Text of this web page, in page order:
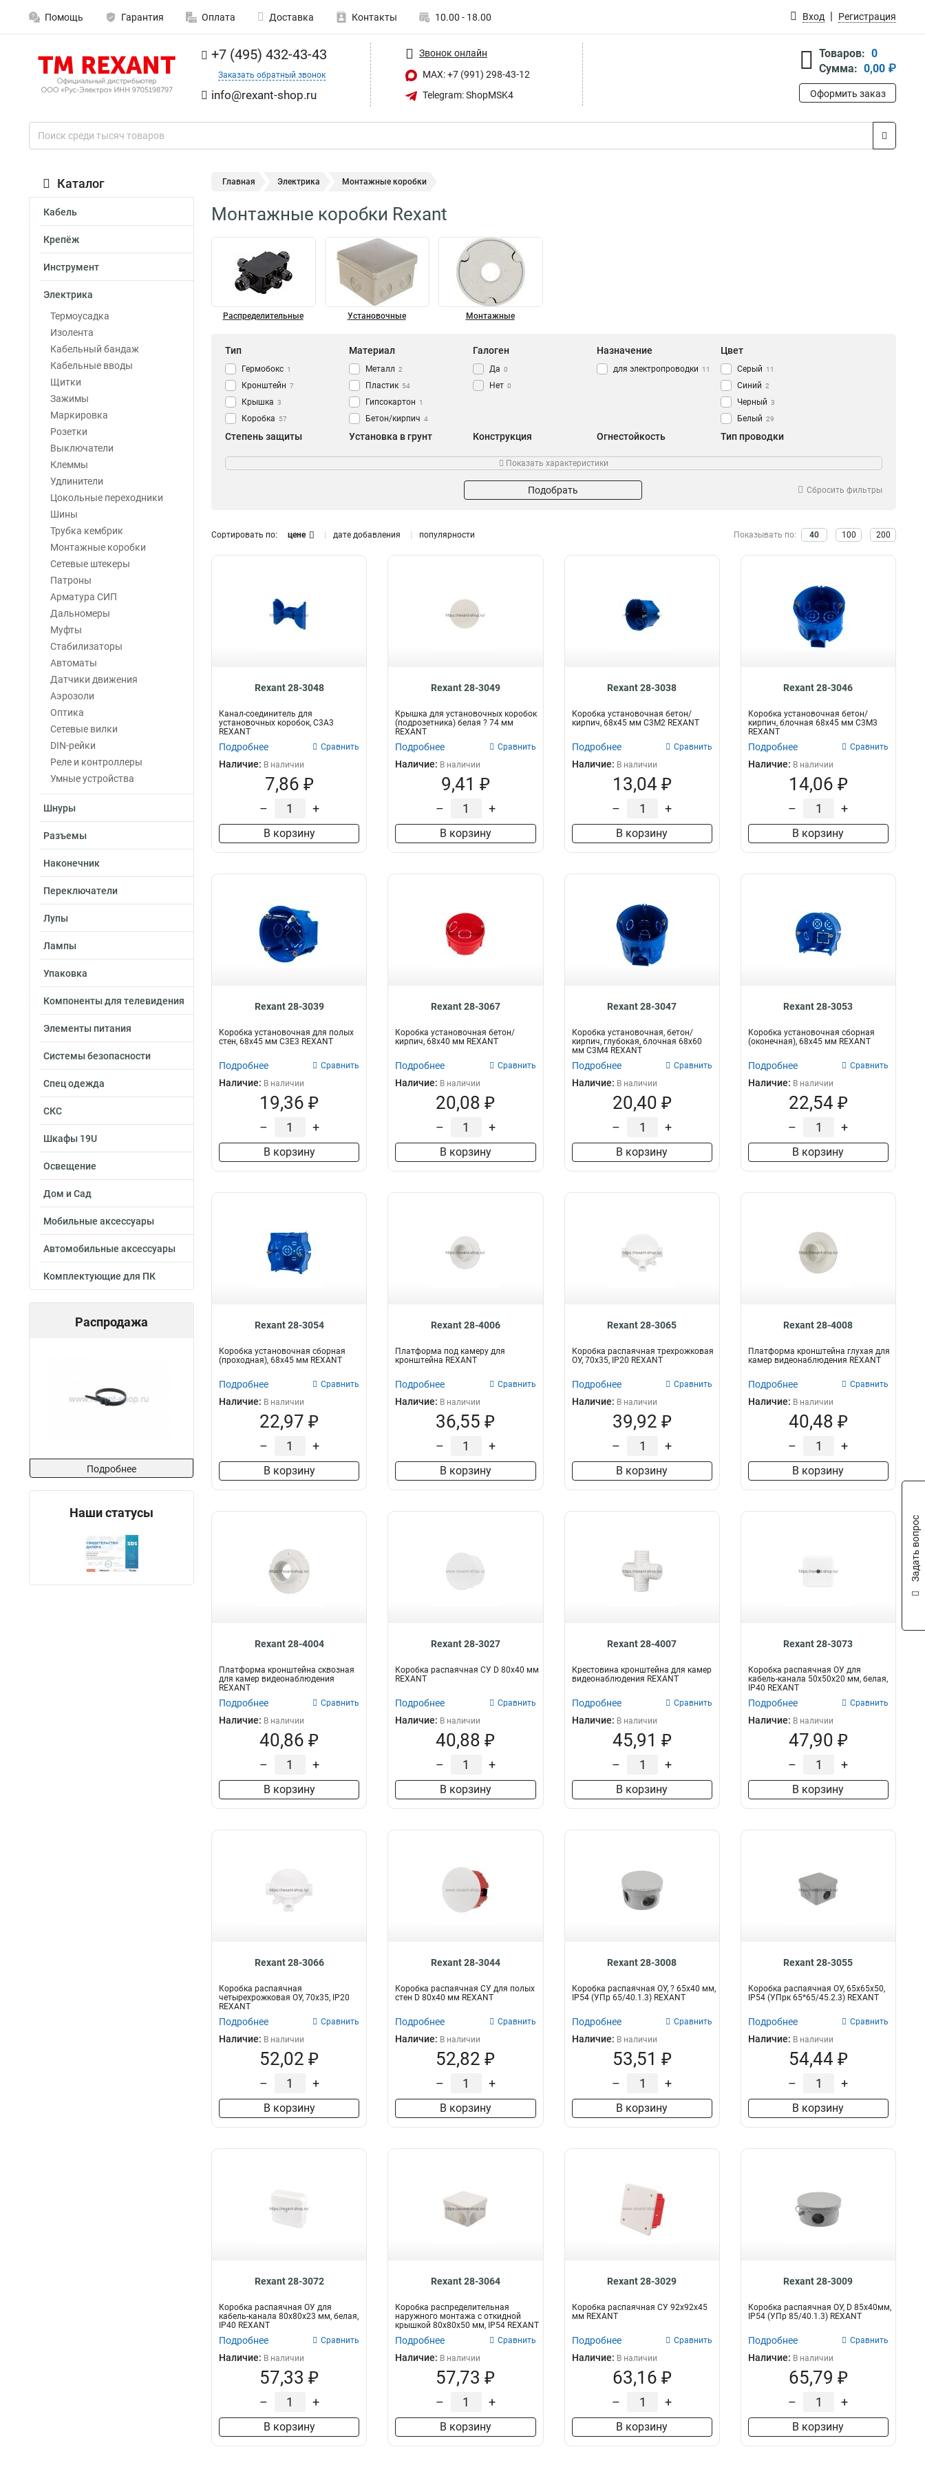
Помощь Гарантия Оплата Доставка Контакты 10.00 - 18.00 Вход Регистрация
+7 (495) 432-43-43
Заказать обратный звонок
info@rexant-shop.ru
Звонок онлайн
MAX: +7 (991) 298-43-12
Telegram: ShopMSK4
Товаров: 0
Сумма: 0,00 ₽
Оформить заказ
Каталог
Кабель
Крепёж
Инструмент
Электрика
Термоусадка
Изолента
Кабельный бандаж
Кабельные вводы
Щитки
Зажимы
Маркировка
Розетки
Выключатели
Клеммы
Удлинители
Цокольные переходники
Шины
Трубка кембрик
Монтажные коробки
Сетевые штекеры
Патроны
Арматура СИП
Дальномеры
Муфты
Стабилизаторы
Автоматы
Датчики движения
Аэрозоли
Оптика
Сетевые вилки
DIN-рейки
Реле и контроллеры
Умные устройства
Шнуры
Разъемы
Наконечник
Переключатели
Лупы
Лампы
Упаковка
Компоненты для телевидения
Элементы питания
Системы безопасности
Спец одежда
СКС
Шкафы 19U
Освещение
Дом и Сад
Мобильные аксессуары
Автомобильные аксессуары
Комплектующие для ПК
Распродажа
Подробнее
Наши статусы
Главная Электрика Монтажные коробки
Монтажные коробки Rexant
Распределительные Установочные Монтажные
Тип
Гермобокс 1
Кронштейн 7
Крышка 3
Коробка 57
Материал
Металл 2
Пластик 54
Гипсокартон 1
Бетон/кирпич 4
Галоген
Да 0
Нет 0
Назначение
для электропроводки 11
Цвет
Серый 11
Синий 2
Черный 3
Белый 29
Степень защиты
IP41 0
IP44 4
IP66 2
IP65 1
Установка в грунт
Да 0
Нет 0
Конструкция
круглая 25
квадратная 23
Огнестойкость
Да 0
Нет 0
Тип проводки
скрытая 8
открытой 0
Размер
50х50х20 1
70х70х40 1
75х75х20 0
85х85х38 0
90х42х50 0
100х100х50 6
0
210х150х100 0
200х200х100 0
130х130х50 1
131х41,5 1
68х40 1
140х140х66 1
260х340х150 1
96х30
92х92х45 1
85х40мм
205х155х70 1
75х75х30 1
1
68х45 5
Тип коробки
Установочная 13
Кол-во рожков
Четырехрожковый 1
Показать характеристики
Подобрать Сбросить фильтры
Сортировать по: цене дате добавления популярности Показывать по: 40 100 200
Rexant 28-3048
Канал-соединитель для
установочных коробок, С3А3
REXANT
Подробнее Сравнить
Наличие: В наличии
7,86 ₽
– +
В корзину
Rexant 28-3049
Крышка для установочных коробок
(подрозетника) белая ? 74 мм
REXANT
Подробнее Сравнить
Наличие: В наличии
9,41 ₽
– +
В корзину
Rexant 28-3038
Коробка установочная бетон/
кирпич, 68х45 мм С3М2 REXANT
Подробнее Сравнить
Наличие: В наличии
13,04 ₽
– +
В корзину
Rexant 28-3046
Коробка установочная бетон/
кирпич, блочная 68х45 мм С3М3
REXANT
Подробнее Сравнить
Наличие: В наличии
14,06 ₽
– +
В корзину
Rexant 28-3039
Коробка установочная для полых
стен, 68х45 мм С3Е3 REXANT
Подробнее Сравнить
Наличие: В наличии
19,36 ₽
– +
В корзину
Rexant 28-3067
Коробка установочная бетон/
кирпич, 68х40 мм REXANT
Подробнее Сравнить
Наличие: В наличии
20,08 ₽
– +
В корзину
Rexant 28-3047
Коробка установочная, бетон/
кирпич, глубокая, блочная 68х60
мм С3М4 REXANT
Подробнее Сравнить
Наличие: В наличии
20,40 ₽
– +
В корзину
Rexant 28-3053
Коробка установочная сборная
(оконечная), 68х45 мм REXANT
Подробнее Сравнить
Наличие: В наличии
22,54 ₽
– +
В корзину
Rexant 28-3054
Коробка установочная сборная
(проходная), 68х45 мм REXANT
Подробнее Сравнить
Наличие: В наличии
22,97 ₽
– +
В корзину
Rexant 28-4006
Платформа под камеру для
кронштейна REXANT
Подробнее Сравнить
Наличие: В наличии
36,55 ₽
– +
В корзину
Rexant 28-3065
Коробка распаячная трехрожковая
ОУ, 70x35, IP20 REXANT
Подробнее Сравнить
Наличие: В наличии
39,92 ₽
– +
В корзину
Rexant 28-4008
Платформа кронштейна глухая для
камер видеонаблюдения REXANT
Подробнее Сравнить
Наличие: В наличии
40,48 ₽
– +
В корзину
Rexant 28-4004
Платформа кронштейна сквозная
для камер видеонаблюдения
REXANT
Подробнее Сравнить
Наличие: В наличии
40,86 ₽
– +
В корзину
Rexant 28-3027
Коробка распаячная СУ D 80х40 мм
REXANT
Подробнее Сравнить
Наличие: В наличии
40,88 ₽
– +
В корзину
Rexant 28-4007
Крестовина кронштейна для камер
видеонаблюдения REXANT
Подробнее Сравнить
Наличие: В наличии
45,91 ₽
– +
В корзину
Rexant 28-3073
Коробка распаячная ОУ для
кабель-канала 50х50х20 мм, белая,
IP40 REXANT
Подробнее Сравнить
Наличие: В наличии
47,90 ₽
– +
В корзину
Rexant 28-3066
Коробка распаячная
четырехрожковая ОУ, 70x35, IP20
REXANT
Подробнее Сравнить
Наличие: В наличии
52,02 ₽
– +
В корзину
Rexant 28-3044
Коробка распаячная СУ для полых
стен D 80х40 мм REXANT
Подробнее Сравнить
Наличие: В наличии
52,82 ₽
– +
В корзину
Rexant 28-3008
Коробка распаячная ОУ, ? 65х40 мм,
IP54 (УПр 65/40.1.3) REXANT
Подробнее Сравнить
Наличие: В наличии
53,51 ₽
– +
В корзину
Rexant 28-3055
Коробка распаячная ОУ, 65x65x50,
IP54 (УПрк 65*65/45.2.3) REXANT
Подробнее Сравнить
Наличие: В наличии
54,44 ₽
– +
В корзину
Rexant 28-3072
Коробка распаячная ОУ для
кабель-канала 80х80х23 мм, белая,
IP40 REXANT
Подробнее Сравнить
Наличие: В наличии
57,33 ₽
– +
В корзину
Rexant 28-3064
Коробка распределительная
наружного монтажа с откидной
крышкой 80х80х50 мм, IP54 REXANT
Подробнее Сравнить
Наличие: В наличии
57,73 ₽
– +
В корзину
Rexant 28-3029
Коробка распаячная СУ 92х92х45
мм REXANT
Подробнее Сравнить
Наличие: В наличии
63,16 ₽
– +
В корзину
Rexant 28-3009
Коробка распаячная ОУ, D 85х40мм,
IP54 (УПр 85/40.1.3) REXANT
Подробнее Сравнить
Наличие: В наличии
65,79 ₽
– +
В корзину
Задать вопрос